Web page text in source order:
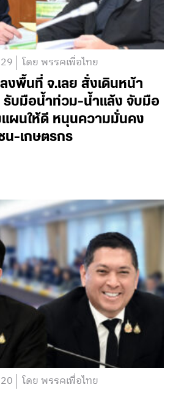
โดย พรรคเพื่อไทย
ลงพื้นที่ จ.เลย สั่งเดินหน้า
บมือน้ำท่วม-น้ำแล้ง จับมือ
ผนให้ดี หนุนความมั่นคง
น-เกษตรกร
โดย พรรคเพื่อไทย